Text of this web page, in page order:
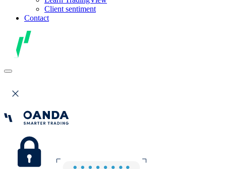
Client sentiment
Contact